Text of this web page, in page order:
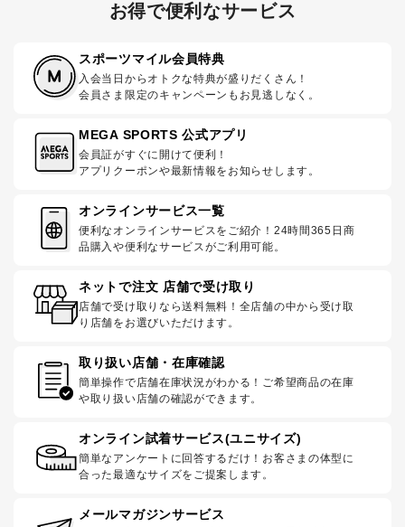
お得で便利なサービス
スポーツマイル会員特典
入会当日からオトクな特典が盛りだくさん！
会員さま限定のキャンペーンもお見逃しなく。
MEGA SPORTS 公式アプリ
会員証がすぐに開けて便利！
アプリクーポンや最新情報をお知らせします。
オンラインサービス一覧
便利なオンラインサービスをご紹介！24時間365日商
品購入や便利なサービスがご利用可能。
ネットで注文 店舗で受け取り
店舗で受け取りなら送料無料！全店舗の中から受け取
り店舗をお選びいただけます。
取り扱い店舗・在庫確認
簡単操作で店舗在庫状況がわかる！ご希望商品の在庫
や取り扱い店舗の確認ができます。
オンライン試着サービス(ユニサイズ)
簡単なアンケートに回答するだけ！お客さまの体型に
合った最適なサイズをご提案します。
メールマガジンサービス